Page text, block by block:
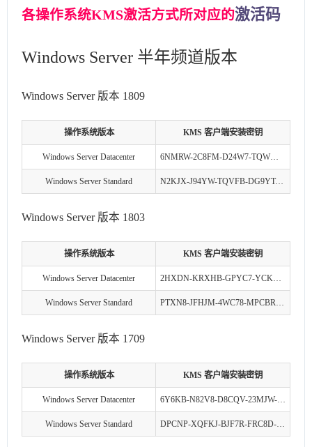
各操作系统KMS激活方式所对应的激活码
Windows Server 半年频道版本
Windows Server 版本 1809
操作系统版本 KMS 客户端安装密钥
Windows Server Datacenter 6NMRW-2C8FM-D24W7-TQWMY-CWH2D
Windows Server Standard N2KJX-J94YW-TQVFB-DG9YT-724CC
Windows Server 版本 1803
操作系统版本 KMS 客户端安装密钥
Windows Server Datacenter 2HXDN-KRXHB-GPYC7-YCKFJ-7FVDG
Windows Server Standard PTXN8-JFHJM-4WC78-MPCBR-9W4KR
Windows Server 版本 1709
操作系统版本 KMS 客户端安装密钥
Windows Server Datacenter 6Y6KB-N82V8-D8CQV-23MJW-BWTG6
Windows Server Standard DPCNP-XQFKJ-BJF7R-FRC8D-GF6G4